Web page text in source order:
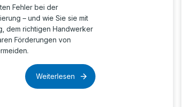
Fehler bei der
– und wie Sie sie mit
dem richtigen Handwerker
Förderungen von
Weiterlesen